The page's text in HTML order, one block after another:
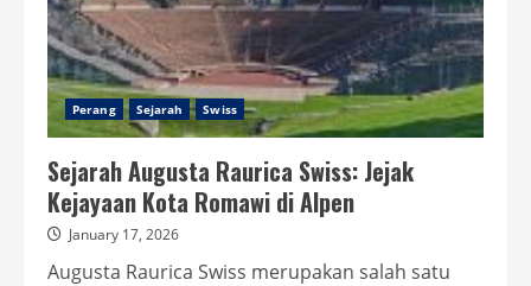
Perang Sejarah Swiss
Sejarah Augusta Raurica Swiss: Jejak
Kejayaan Kota Romawi di Alpen
January 17, 2026
Augusta Raurica Swiss merupakan salah satu